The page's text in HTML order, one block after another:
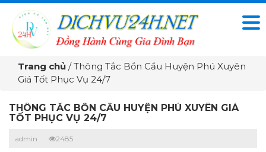
Trang chủ /Thông Tắc Bồn Cầu Huyện Phú Xuyên
Giá Tốt Phục Vụ 24/7
THÔNG TẮC BỒN CẦU HUYỆN PHÚ XUYÊN GIÁ
TỐT PHỤC VỤ 24/7
admin 2485